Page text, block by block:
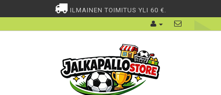
ILMAINEN TOIMITUS YLI 60 €.